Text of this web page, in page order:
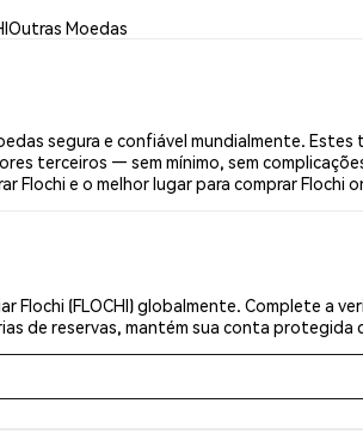
Outras Moedas
segura e confiável mundialmente.
terceiros — sem mínimo, sem
Flochi e o melhor lugar para comprar Flochi
Flochi (FLOCHI) globalmente. Complete a
de reservas, mantém sua conta